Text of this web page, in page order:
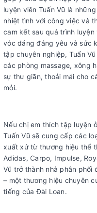
luyện viên Tuấn Vũ là
nhiệt tình với công việc và
cam kết sau quá trình
vóc dáng đáng yêu và sức
tập chuyên nghiệp, Tuấn
các phòng massage, xông
sự thư giãn, thoải mái cho
mỏi.
Nếu chị em thích tập luyện
Tuấn Vũ sẽ cung cấp các
xuất xứ từ thương hiệu thể
Adidas, Carpo, Impulse,
Vũ trở thành nhà phân phối
– một thương hiệu chuyên
tiếng của Đài Loan.